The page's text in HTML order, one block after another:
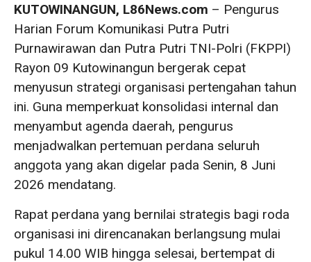
KUTOWINANGUN, L86News.com – Pengurus
Harian Forum Komunikasi Putra Putri
Purnawirawan dan Putra Putri TNI-Polri (FKPPI)
Rayon 09 Kutowinangun bergerak cepat
menyusun strategi organisasi pertengahan tahun
ini. Guna memperkuat konsolidasi internal dan
menyambut agenda daerah, pengurus
menjadwalkan pertemuan perdana seluruh
anggota yang akan digelar pada Senin, 8 Juni
2026 mendatang.
Rapat perdana yang bernilai strategis bagi roda
organisasi ini direncanakan berlangsung mulai
pukul 14.00 WIB hingga selesai, bertempat di